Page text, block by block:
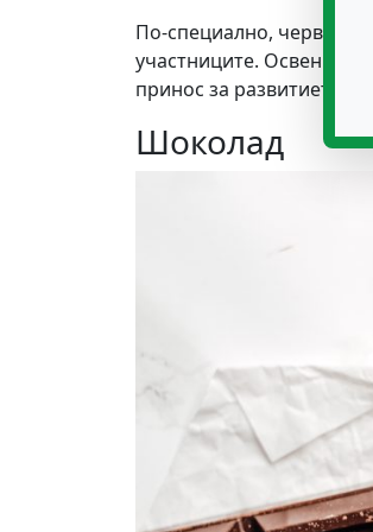
По-специално,
участниците. Освен
принос за развитието на
Шоколад